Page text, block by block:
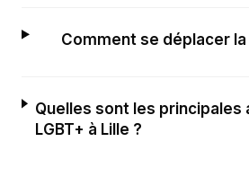
Comment se déplacer la
Quelles sont les principales
LGBT+ à Lille ?